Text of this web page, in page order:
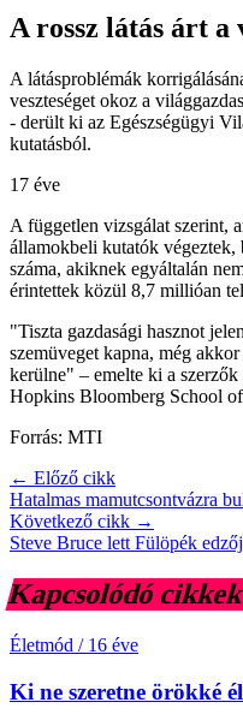
A rossz látás árt a
A látásproblémák
veszteséget okoz a
- derült ki az Egészségügyi
kutatásból.
17 éve
A független vizsgálat szerint,
államokbeli kutatók
száma, akiknek egyáltalán
érintettek közül 8,7 millióan
"Tiszta gazdasági hasznot
szemüveget kapna, még
kerülne" – emelte ki a
Hopkins Bloomberg School
Forrás: MTI
← Előző cikk
Hatalmas mamutcsontvázra
Következő cikk →
Steve Bruce lett Fülöpék
Kapcsolódó cikkek
Életmód / 16 éve
Ki ne szeretne örökké